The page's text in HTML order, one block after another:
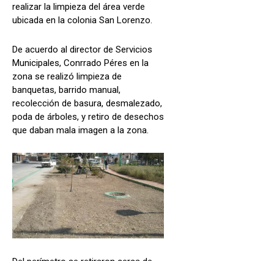
realizar la limpieza del área verde
ubicada en la colonia San Lorenzo.
De acuerdo al director de Servicios
Municipales, Conrrado Péres en la
zona se realizó limpieza de
banquetas, barrido manual,
recolección de basura, desmalezado,
poda de árboles, y retiro de desechos
que daban mala imagen a la zona.